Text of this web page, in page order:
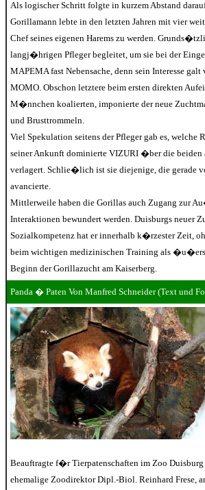
Als logischer Schritt folgte in kurzem Abstand
Gorillamann lebte in den letzten Jahren mit vier
Chef seines eigenen Harems zu werden.
langj�hrigen Pfleger begleitet, um sie bei der
MAPEMA fast Nebensache, denn sein Interesse
MOMO. Obschon letztere beim ersten direkten
M�nnchen koalierten, imponierte der neue
und Brusttrommeln.
Viel Spekulation seitens der Pfleger gab es,
seiner Ankunft dominierte VIZURI �ber die beiden
verlagert. Schlie�lich ist sie diejenige, die gerade
avancierte.
Mittlerweile haben die Gorillas auch Zugang zur
Interaktionen bewundert werden. Duisburgs
Sozialkompetenz hat er innerhalb k�rzester Zeit,
beim wichtigen medizinischen Training als
Beginn der Gorillazucht am Kaiserberg.
Panda � Paten Von Manfred Schneider (Text und
Beauftragte f�r Tierpatenschaften im Zoo
ehemalige Zoodirektor Dipl.-Biol. Reinhard Frese,